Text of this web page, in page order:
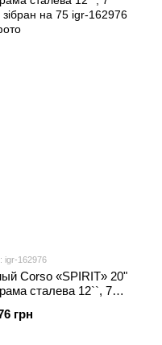
igr-162976
Corso «SPIRIT» 20"
сталева 12``, 7
грн